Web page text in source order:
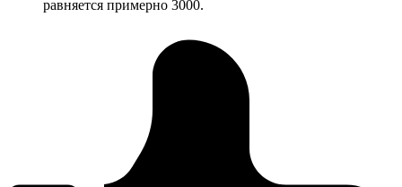
равняется примерно 3000.